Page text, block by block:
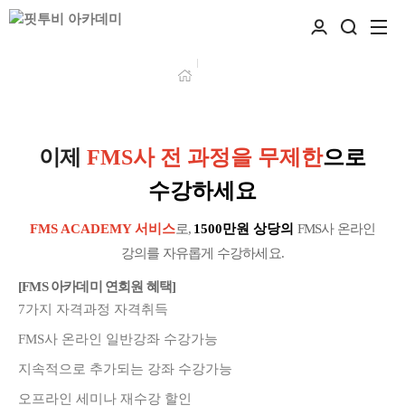
이제 FMS사 전 과정을 무제한으로
수강하세요
FMS ACADEMY 서비스로, 1500만원 상당의 FMS사 온라인
강의를 자유롭게 수강하세요.
[FMS 아카데미 연회원 혜택]
7가지 자격과정 자격취득
FMS사 온라인 일반강좌 수강가능
지속적으로 추가되는 강좌 수강가능
오프라인 세미나 재수강 할인